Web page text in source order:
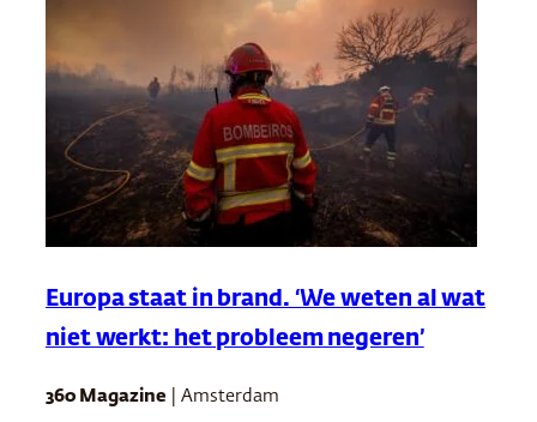
Europa staat in brand. ‘We weten al wat
niet werkt: het probleem negeren’
360 Magazine | Amsterdam